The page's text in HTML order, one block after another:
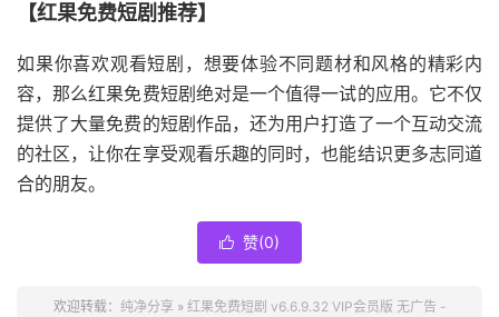
【红果免费短剧推荐】
如果你喜欢观看短剧，想要体验不同题材和风格的精彩内
容，那么红果免费短剧绝对是一个值得一试的应用。它不仅
提供了大量免费的短剧作品，还为用户打造了一个互动交流
的社区，让你在享受观看乐趣的同时，也能结识更多志同道
合的朋友。
 赞(0)
欢迎转载： 纯净分享 » 红果免费短剧 v6.6.9.32 VIP会员版 无广告 -